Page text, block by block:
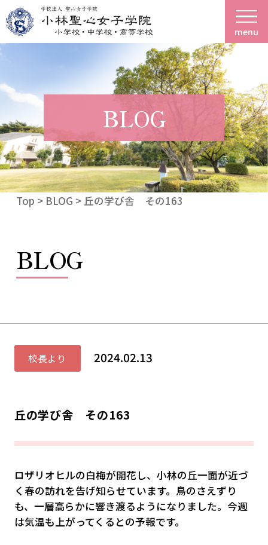
menu
BLOG
Top > BLOG > 丘の学び舎 その163
BLOG
校長より 2024.02.13
丘の学び舎 その163
ロザリオヒルの白梅が開花し、小林の丘一面が近づ
く春の訪れを告げ知らせています。鳥のさえずり
も、一層高らかに響き渡るようになりました。今週
は気温も上がってくるとの予報です。